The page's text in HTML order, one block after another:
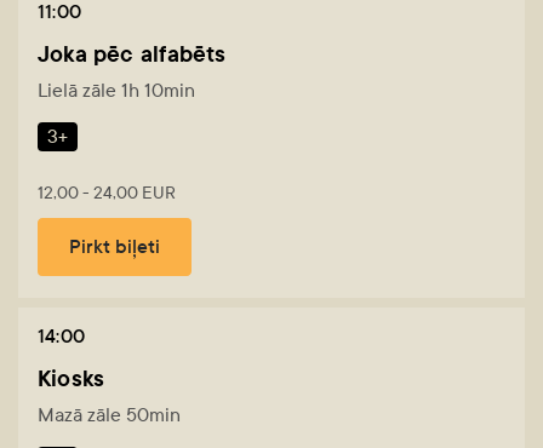
11:00
Joka pēc alfabēts
Lielā zāle 1h 10min
3+
12,00 - 24,00 EUR
Pirkt biļeti
14:00
Kiosks
Mazā zāle 50min